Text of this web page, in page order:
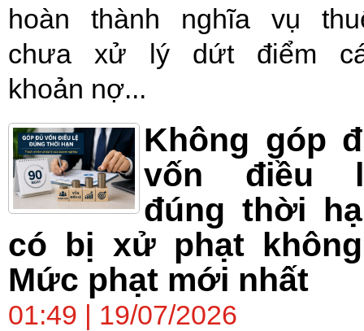
hoàn thành nghĩa vụ
chưa xử lý dứt điểm
khoản nợ...
Không góp
vốn điều
đúng thời
có bị xử phạt
Mức phạt mới nhất
01:49 | 19/07/2026